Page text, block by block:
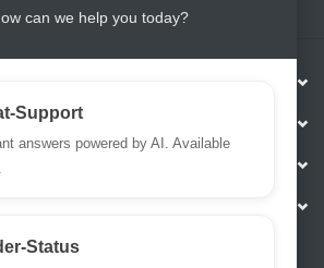
can we help you today?
Support
answers powered by AI. Available
Status